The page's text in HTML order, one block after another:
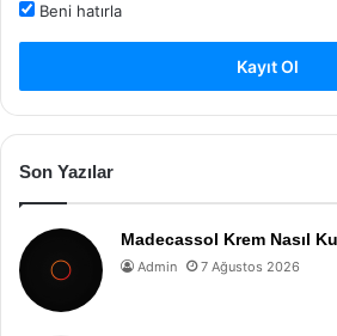
Beni hatırla
Kayıt Ol
Son Yazılar
Madecassol Krem Nasıl
Admin 7 Ağustos 2026